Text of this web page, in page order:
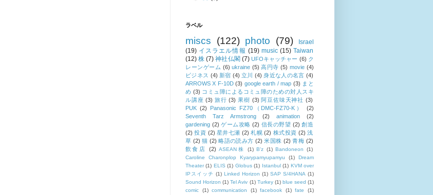
ラベル
miscs (122) photo (79)
Israel
(19) イスラエル情報 (19) music (15) Taiwan
(12) 株 (7) 神社仏閣 (7) UFOキャッチャー (6) ク
レーンゲーム (6) ukraine (5) 高円寺 (5) movie (4)
ビジネス (4) 新宿 (4) 立川 (4) 身近な人の名言 (4)
ARROWS X F-10D (3) google earth / map (3) まと
め (3) コミュ障によるコミュ障のための対人スキ
ル講座 (3) 旅行 (3) 果樹 (3) 阿豆佐味天神社 (3)
PUK (2) Panasonic FZ70（DMC-FZ70-K）
(2)
Seventh Tarz Armstrong
(2) animation
(2)
gardening (2) ゲーム攻略 (2) 信長の野望 (2) 創造
(2) 投資 (2) 星井七瀬 (2) 札幌 (2) 株式投資 (2) 浅
草 (2) 猫 (2) 略語の読み方 (2) 米国株 (2) 青梅 (2)
飲食店
(2) ASEAN株 (1) B'z (1) Bandoneon
(1)
Caroline Charonplop Kyarypamyupamyu
(1)
Dream
Theater (1) ELIS (1) Globus (1) Istanbul (1) KVM over
IPスイッチ (1) Linked Horizon (1) SAP S/4HANA (1)
Sound Horizon (1) Tel Aviv (1) Turkey (1) blue seed (1)
comic
(1) communication (1) facebook (1) fate
(1)